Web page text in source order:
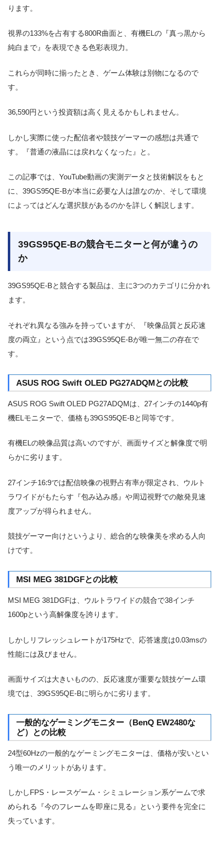
ります。
視界の133%を占有する800R曲面と、有機ELの『真っ黒から
純白まで』を表現できる色彩表現力。
これらが同時に揃ったとき、ゲーム体験は別物になるので
す。
36,590円という投資額は高く見えるかもしれません。
しかし実際に使った配信者や競技ゲーマーの感想は共通で
す。『普通の液晶には戻れなくなった』と。
この記事では、YouTube動画の実測データと技術解説をもと
に、39GS95QE-Bが本当に必要な人は誰なのか、そして環境
によってはどんな選択肢があるのかを詳しく解説します。
39GS95QE-Bの競合モニターと何が違うの
か
39GS95QE-Bと競合する製品は、主に3つのカテゴリに分かれ
ます。
それぞれ異なる強みを持っていますが、『映像品質と反応速
度の両立』という点では39GS95QE-Bが唯一無二の存在で
す。
ASUS ROG Swift OLED PG27ADQMとの比較
ASUS ROG Swift OLED PG27ADQMは、27インチの1440p有
機ELモニターで、価格も39GS95QE-Bと同等です。
有機ELの映像品質は高いのですが、画面サイズと解像度で明
らかに劣ります。
27インチ16:9では配信映像の視野占有率が限定され、ウルト
ラワイドがもたらす『包み込み感』や周辺視野での敵発見速
度アップが得られません。
競技ゲーマー向けというより、総合的な映像美を求める人向
けです。
MSI MEG 381DGFとの比較
MSI MEG 381DGFは、ウルトラワイドの競合で38インチ
1600pという高解像度を誇ります。
しかしリフレッシュレートが175Hzで、応答速度は0.03msの
性能には及びません。
画面サイズは大きいものの、反応速度が重要な競技ゲーム環
境では、39GS95QE-Bに明らかに劣ります。
一般的なゲーミングモニター（BenQ EW2480な
ど）との比較
24型60Hzの一般的なゲーミングモニターは、価格が安いとい
う唯一のメリットがあります。
しかしFPS・レースゲーム・シミュレーション系ゲームで求
められる『今のフレームを即座に見る』という要件を完全に
失っています。